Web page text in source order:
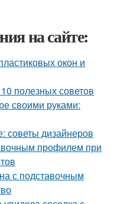
на сайте:
окон и
полезных советов
своими руками:
советы дизайнеров
профилем при
с подставочным